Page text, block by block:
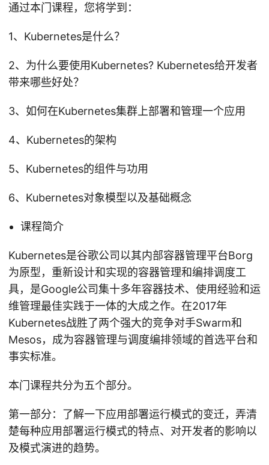
通过本门课程，您将学到：
1、Kubernetes是什么？
2、为什么要使用Kubernetes? Kubernetes给开发者
带来哪些好处？
3、如何在Kubernetes集群上部署和管理一个应用
4、Kubernetes的架构
5、Kubernetes的组件与功用
6、Kubernetes对象模型以及基础概念
课程简介
Kubernetes是谷歌公司以其内部容器管理平台Borg
为原型，重新设计和实现的容器管理和编排调度工
具，是Google公司集十多年容器技术、使用经验和运
维管理最佳实践于一体的大成之作。在2017年
Kubernetes战胜了两个强大的竞争对手Swarm和
Mesos，成为容器管理与调度编排领域的首选平台和
事实标准。
本门课程共分为五个部分。
第一部分：了解一下应用部署运行模式的变迁，弄清
楚每种应用部署运行模式的特点、对开发者的影响以
及模式演进的趋势。